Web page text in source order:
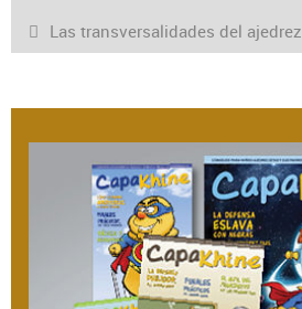
Las transversalidades del ajedrez